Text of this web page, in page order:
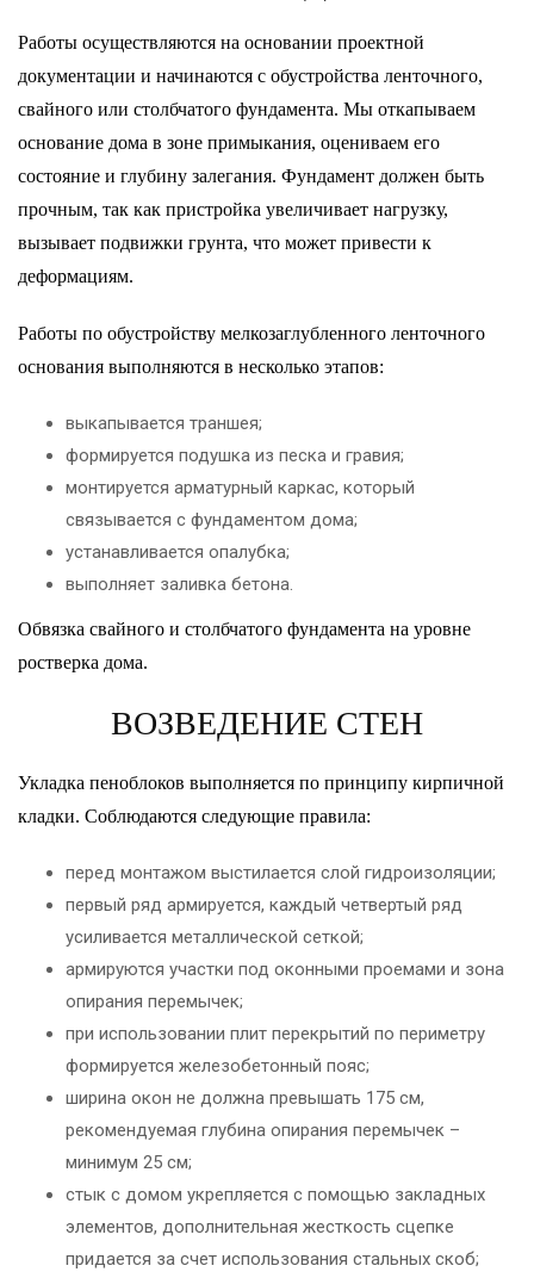
Работы осуществляются на основании проектной
документации и начинаются с обустройства ленточного,
свайного или столбчатого фундамента. Мы откапываем
основание дома в зоне примыкания, оцениваем его
состояние и глубину залегания. Фундамент должен быть
прочным, так как пристройка увеличивает нагрузку,
вызывает подвижки грунта, что может привести к
деформациям.
Работы по обустройству мелкозаглубленного ленточного
основания выполняются в несколько этапов:
выкапывается траншея;
формируется подушка из песка и гравия;
монтируется арматурный каркас, который
связывается с фундаментом дома;
устанавливается опалубка;
выполняет заливка бетона.
Обвязка свайного и столбчатого фундамента на уровне
ростверка дома.
ВОЗВЕДЕНИЕ СТЕН
Укладка пеноблоков выполняется по принципу кирпичной
кладки. Соблюдаются следующие правила:
перед монтажом выстилается слой гидроизоляции;
первый ряд армируется, каждый четвертый ряд
усиливается металлической сеткой;
армируются участки под оконными проемами и зона
опирания перемычек;
при использовании плит перекрытий по периметру
формируется железобетонный пояс;
ширина окон не должна превышать 175 см,
рекомендуемая глубина опирания перемычек –
минимум 25 см;
стык с домом укрепляется с помощью закладных
элементов, дополнительная жесткость сцепке
придается за счет использования стальных скоб;